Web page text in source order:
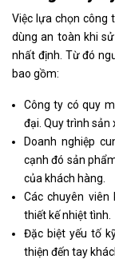
Việc lựa chọn công
dùng an toàn khi
nhất định. Từ đó
bao gồm:
Công ty có quy
đại. Quy trình sản
Doanh nghiệp
cạnh đó sản
của khách hàng.
Các chuyên
thiết kế nhiệt tình.
Đặc biệt yếu tố
thiện đến tay